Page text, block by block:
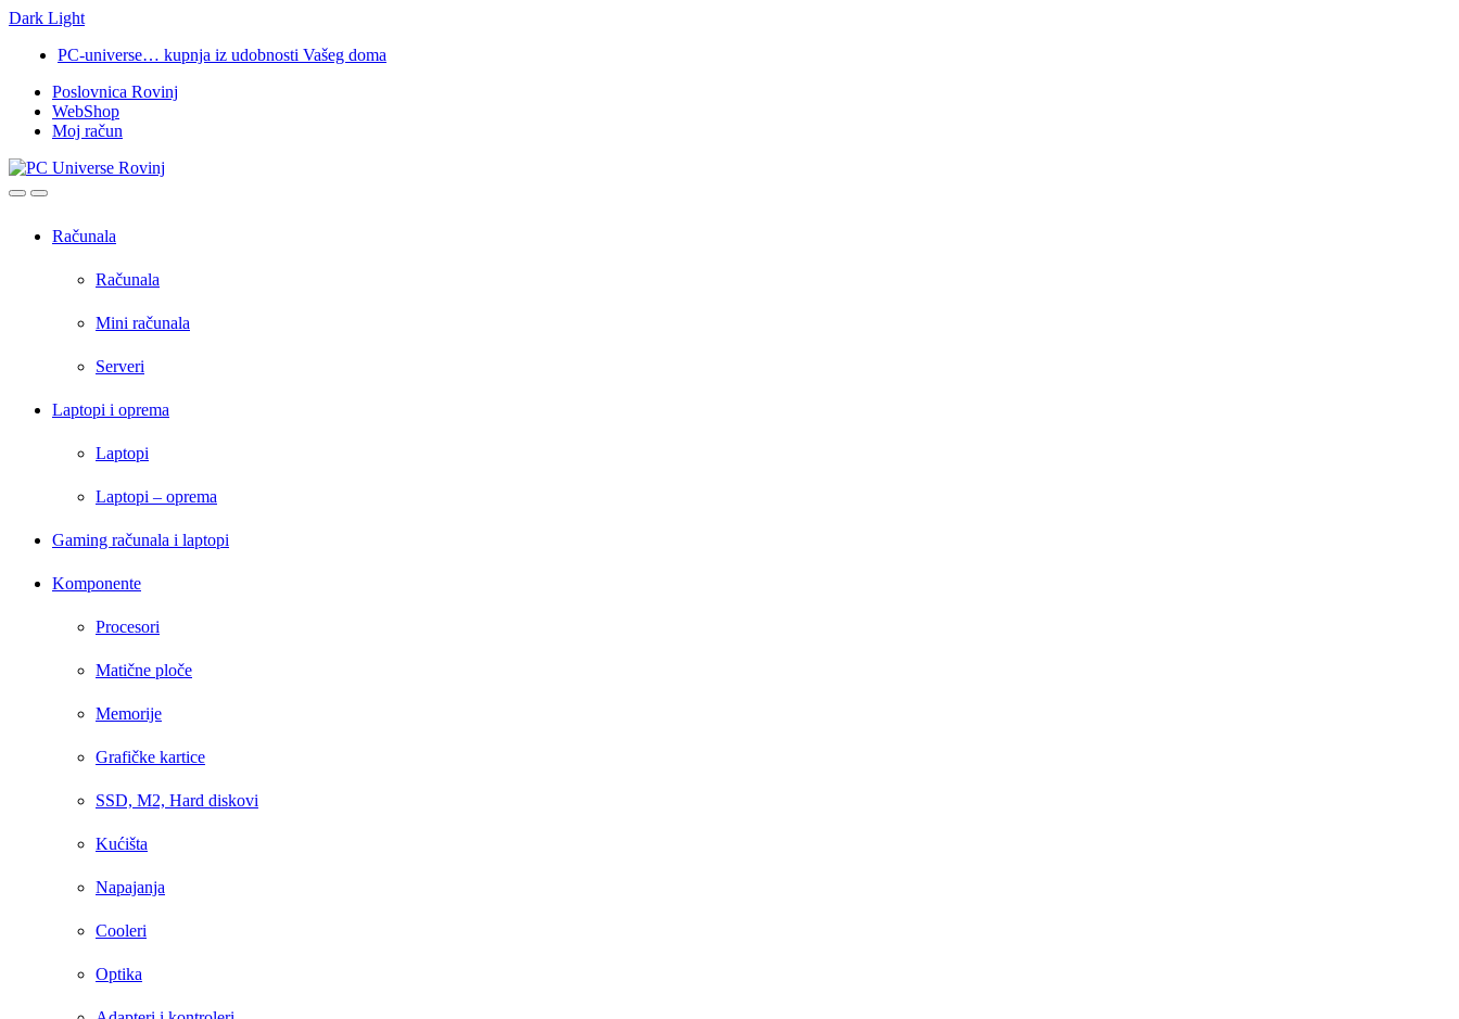
Dark Light
navigation
content
PC-universe… kupnja iz udobnosti Vašeg doma
Poslovnica Rovinj
WebShop
Moj račun
OpenClose
Računala
Računala
Mini računala
Serveri
Laptopi i oprema
Laptopi
Laptopi – oprema
Gaming računala i laptopi
Komponente
Procesori
Matične ploče
Memorije
Grafičke kartice
SSD, M2, Hard diskovi
Kućišta
Napajanja
Cooleri
Optika